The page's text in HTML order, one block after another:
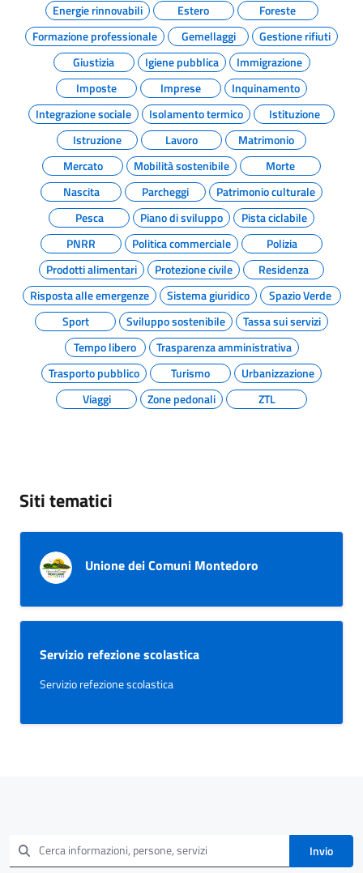
Energie rinnovabili Estero
Foreste
Formazione professionale
Gemellaggi
Gestione rifiuti
Giustizia
Igiene pubblica
Immigrazione
Imposte
Imprese
Inquinamento
Integrazione sociale
Isolamento termico
Istituzione
Istruzione
Lavoro
Matrimonio
Mercato
Mobilità sostenibile
Morte
Nascita
Parcheggi
Patrimonio culturale
Pesca
Piano di sviluppo
Pista ciclabile
PNRR
Politica commerciale
Polizia
Prodotti alimentari
Protezione civile
Residenza
Risposta alle emergenze
Sistema giuridico
Spazio Verde
Sport
Sviluppo sostenibile
Tassa sui servizi
Tempo libero
Trasparenza amministrativa
Trasporto pubblico
Turismo
Urbanizzazione
Viaggi
Zone pedonali ZTL
Siti tematici
Unione dei Comuni Montedoro
Servizio refezione scolastica
Servizio refezione scolastica
Invio